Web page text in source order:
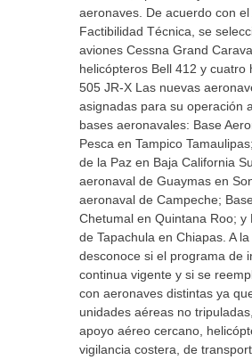
aeronaves. De acuerdo con el
Factibilidad Técnica, se
aviones Cessna Grand
helicópteros Bell 412 y cuatro
505 JR-X Las nuevas
asignadas para su operación
bases aeronavales: Base
Pesca en Tampico
de la Paz en Baja California
aeronaval de Guaymas en
aeronaval de Campeche;
Chetumal en Quintana Roo; y
de Tapachula en Chiapas. A
desconoce si el programa de
continua vigente y si se
con aeronaves distintas ya
unidades aéreas no
apoyo aéreo cercano,
vigilancia costera, de